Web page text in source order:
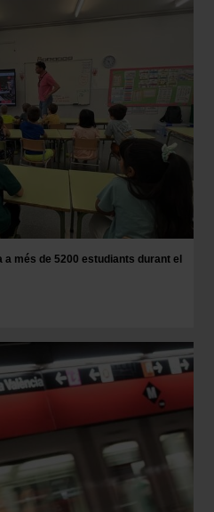
més de 5200 estudiants durant el